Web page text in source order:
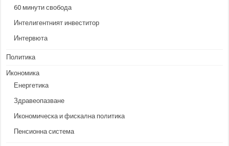
60 минути свобода
Интелигентният инвеститор
Интервюта
Политика
Икономика
Енергетика
Здравеопазване
Икономическа и фискална политика
Пенсионна система